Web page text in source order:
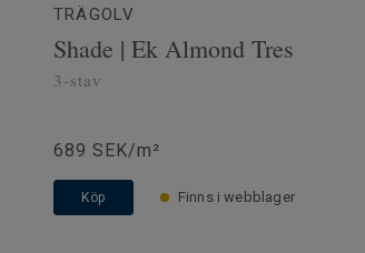
TRÄGOLV
Shade | Ek Almond Tres
3-stav
689 SEK/m²
Köp Finns i webblager